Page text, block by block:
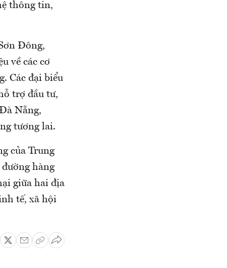
thông tin,
Đông,
về các cơ
Các đại biểu
trợ đầu tư,
Nẵng,
tương lai.
của Trung
hàng
giữa hai địa
tế, xã hội